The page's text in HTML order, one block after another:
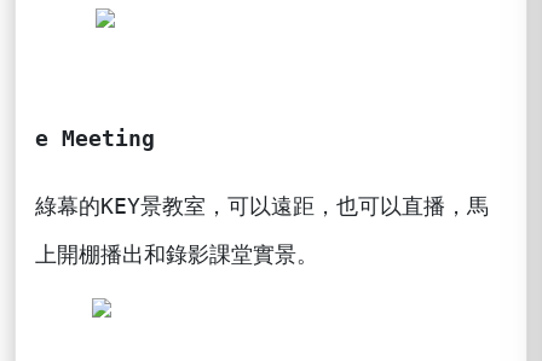
e Meeting
綠幕的KEY景教室，可以遠距，也可以直播，馬
上開棚播出和錄影課堂實景。